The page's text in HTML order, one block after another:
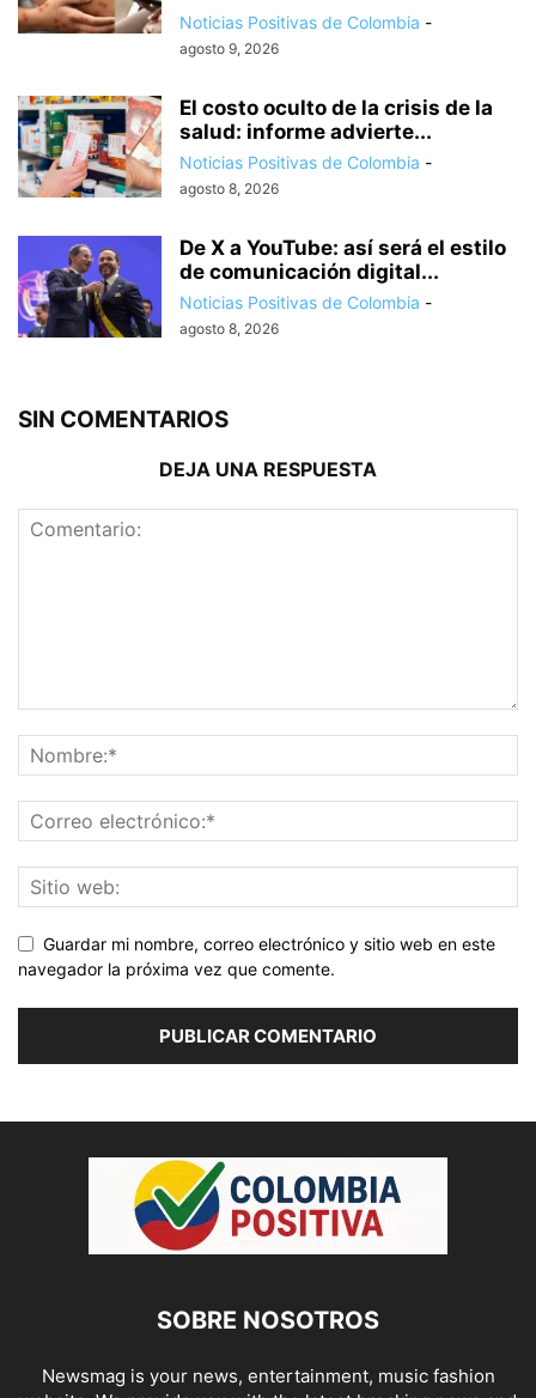
Noticias Positivas de Colombia -
agosto 9, 2026
El costo oculto de la crisis de la
salud: informe advierte...
Noticias Positivas de Colombia -
agosto 8, 2026
De X a YouTube: así será el estilo
de comunicación digital...
Noticias Positivas de Colombia -
agosto 8, 2026
SIN COMENTARIOS
DEJA UNA RESPUESTA
Guardar mi nombre, correo electrónico y sitio web en este
navegador la próxima vez que comente.
SOBRE NOSOTROS
Newsmag is your news, entertainment, music fashion